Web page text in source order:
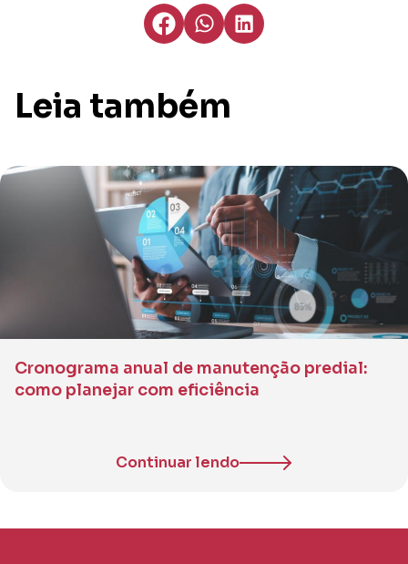
Leia também
Cronograma anual de manutenção predial:
como planejar com eficiência
Continuar lendo